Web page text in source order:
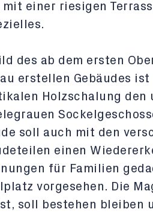
einer riesigen
des ab dem ersten
erstellen Gebäudes
Holzschalung den
soll auch mit den
einen
für Familien
vorgesehen. Die
soll bestehen bleiben